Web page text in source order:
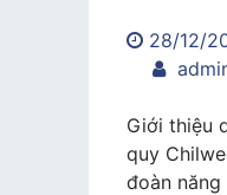
28/12/
trong
quy
Chilwee
–
Giới thiệu
quy
đoàn